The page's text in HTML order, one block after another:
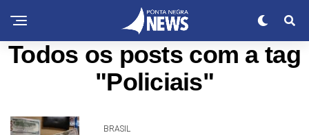
Todos os posts com a tag
"Policiais"
BRASIL